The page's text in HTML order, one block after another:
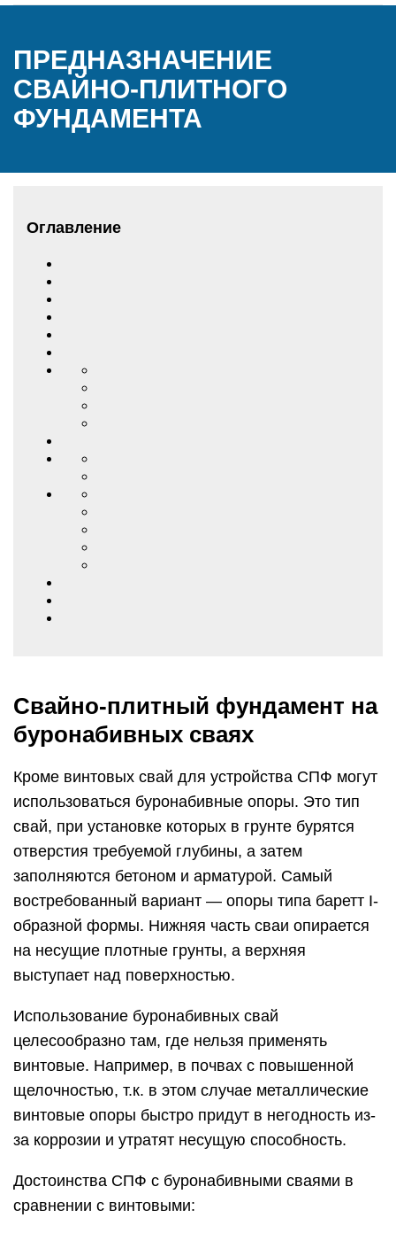
ПРЕДНАЗНАЧЕНИЕ
СВАЙНО-ПЛИТНОГО
ФУНДАМЕНТА
Оглавление
Свайно-плитный фундамент на
буронабивных сваях
Кроме винтовых свай для устройства СПФ могут
использоваться буронабивные опоры. Это тип
свай, при установке которых в грунте бурятся
отверстия требуемой глубины, а затем
заполняются бетоном и арматурой. Самый
востребованный вариант — опоры типа баретт I-
образной формы. Нижняя часть сваи опирается
на несущие плотные грунты, а верхняя
выступает над поверхностью.
Использование буронабивных свай
целесообразно там, где нельзя применять
винтовые. Например, в почвах с повышенной
щелочностью, т.к. в этом случае металлические
винтовые опоры быстро придут в негодность из-
за коррозии и утратят несущую способность.
Достоинства СПФ с буронабивными сваями в
сравнении с винтовыми: